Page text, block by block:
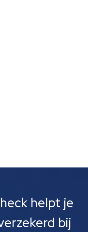
helpt je
bij